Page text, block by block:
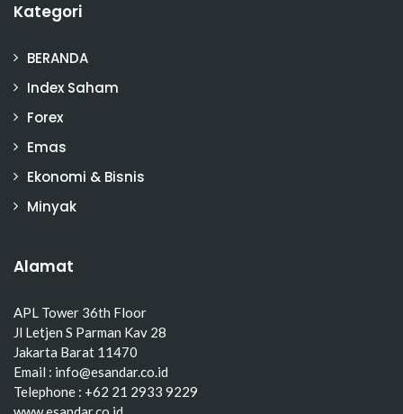
Kategori
BERANDA
Index Saham
Forex
Emas
Ekonomi & Bisnis
Minyak
Alamat
APL Tower 36th Floor
Jl Letjen S Parman Kav 28
Jakarta Barat 11470
Email : info@esandar.co.id
Telephone : +62 21 2933 9229